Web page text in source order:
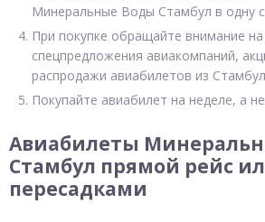
Минеральные Воды Стамбул в одну
При покупке обращайте внимание
спецпредложения авиакомпаний,
распродажи авиабилетов из
Покупайте авиабилет на неделе, а
Авиабилеты
Стамбул прямой рейс
пересадками